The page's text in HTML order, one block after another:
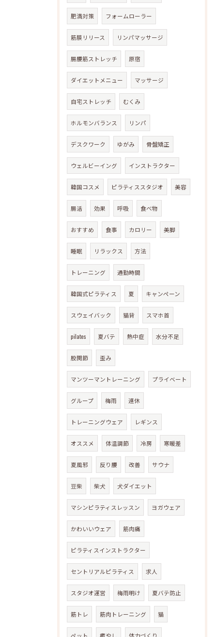
肥満対策 フォームローラー
筋膜リリース リンパマッサージ
腸腰筋ストレッチ 原宿
ダイエットメニュー マッサージ
自宅ストレッチ むくみ
ホルモンバランス リンパ
デスクワーク ゆがみ 骨盤矯正
ウェルビーイング インストラクター
韓国コスメ ピラティススタジオ 美容
腸活 効果 呼吸 食べ物
おすすめ 食事 カロリー 美脚
睡眠 リラックス 方法
トレーニング 通勤時間
韓国式ピラティス 夏 キャンペーン
スウェイバック 猫背 スマホ首
pilates 夏バテ 熱中症 水分不足
股関節 歪み
マンツーマントレーニング プライベート
グループ 梅雨 連休
トレーニングウェア レギンス
オススメ 体温調節 冷房 寒暖差
夏風邪 反り腰 改善 サウナ
豆柴 柴犬 犬ダイエット
マシンピラティスレッスン ヨガウェア
かわいいウェア 筋肉痛
ピラティスインストラクター
セントリアルピラティス 求人
スタジオ運営 梅雨明け 夏バテ防止
筋トレ 筋肉トレーニング 猫
ペット 癒やし 体力づくり